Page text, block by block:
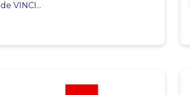
de VINCI...